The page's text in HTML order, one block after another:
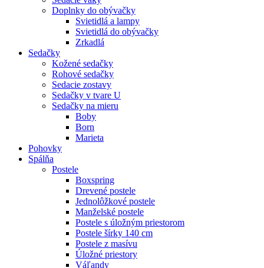
Doplnky do obývačky
Svietidlá a lampy
Svietidlá do obývačky
Zrkadlá
Sedačky
Kožené sedačky
Rohové sedačky
Sedacie zostavy
Sedačky v tvare U
Sedačky na mieru
Boby
Born
Marieta
Pohovky
Spálňa
Postele
Boxspring
Drevené postele
Jednolôžkové postele
Manželské postele
Postele s úložným priestorom
Postele šírky 140 cm
Postele z masívu
Úložné priestory
Váľandy